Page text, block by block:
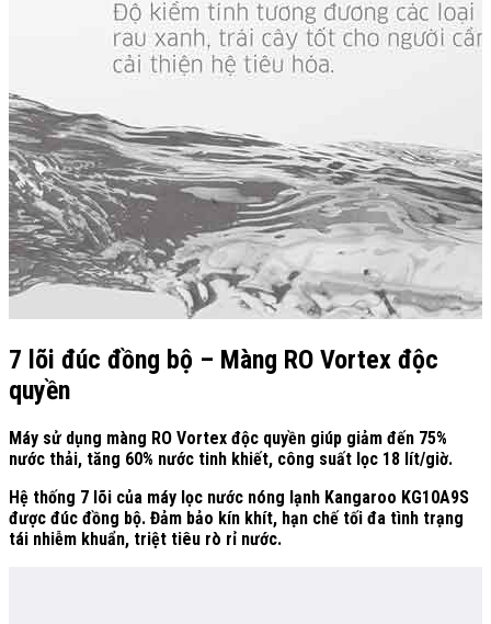
7 lõi đúc đồng bộ – Màng RO Vortex độc
quyền
Máy sử dụng màng RO Vortex độc quyền giúp giảm đến 75%
nước thải, tăng 60% nước tinh khiết, công suất lọc 18 lít/giờ.
Hệ thống 7 lõi của máy lọc nước nóng lạnh Kangaroo KG10A9S
được đúc đồng bộ. Đảm bảo kín khít, hạn chế tối đa tình trạng
tái nhiễm khuẩn, triệt tiêu rò rỉ nước.